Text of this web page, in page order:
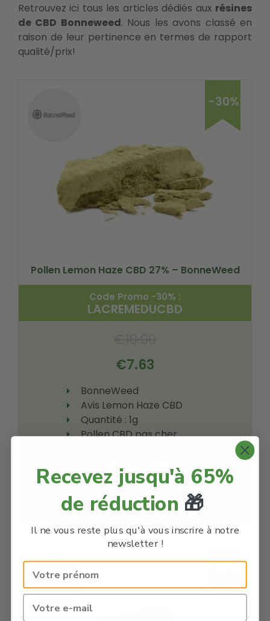
Retrouvez ici tous les articles dédiés aux résines
de CBD Bonneweed. Nous les avons classé en
raison de leur pertinence en termes de rapport
qualité/prix!
-30%
Pollen Lemon Haze CBD 27% – BonneWeed
Code Promo -30% :
LACREMEDUCBD
€7.63
BonneWeed
Avis Lemon Haze CBD
Quantité : 1g
Pollen CBD pas cher
Voir le produit
En savoir plus
-30%
Recevez jusqu'à 65%
de réduction 🎁
Il ne vous reste plus qu'à vous inscrire à notre
newsletter !